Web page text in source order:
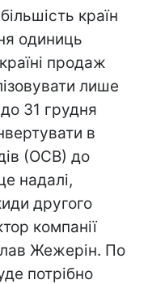
країн
одиниць
продаж
лише
31 грудня
в
(ОСВ) до
надалі,
другого
компанії
Жежерін. По
потрібно